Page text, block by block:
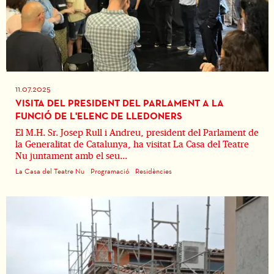
11.07.2025
VISITA DEL PRESIDENT DEL PARLAMENT A LA
FUNCIÓ DE L'ELENC DE LLEDONERS
El M.H. Sr. Josep Rull i Andreu, president del Parlament de
la Generalitat de Catalunya, ha visitat La Casa del Teatre
Nu juntament amb el seu...
La Casa del Teatre Nu Programació Residències